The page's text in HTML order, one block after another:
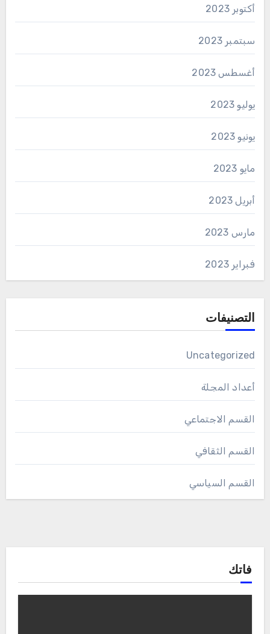
أكتوبر 2023
سبتمبر 2023
أغسطس 2023
يوليو 2023
يونيو 2023
مايو 2023
أبريل 2023
مارس 2023
فبراير 2023
التصنيفات
Uncategorized
أعداد المجلة
القسم الاجتماعي
القسم الثقافي
القسم السياسي
فاتك